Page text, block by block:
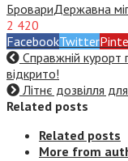
БровариДержавна
2 420
FacebookTwitter
Справжній курорт
відкрито!
Літнє дозвілля
Related posts
Related posts
More from